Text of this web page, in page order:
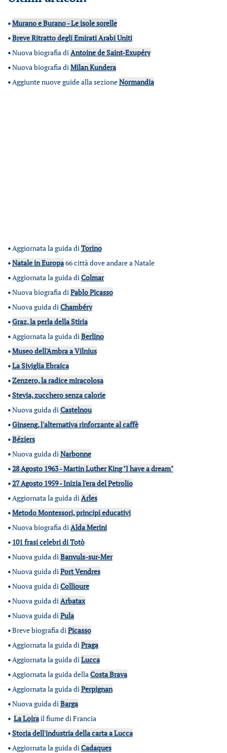
•Murano e Burano - Le isole sorelle
•Breve Ritratto degli Emirati Arabi Uniti
•Nuova biografia diAntoine de Saint-Exupéry
•Nuova biografia diMilan Kundera
•Aggiunte nuove guide alla sezioneNormandia
•Aggiornata la guida diTorino
•Natale in Europa66 città dove andare a Natale
•Aggiornata la guida diColmar
•Nuova biografia diPablo Picasso
•Nuova guida diChambéry
•Graz, la perla della Stiria
•Aggiornata la guida diBerlino
•Museo dell'Ambra a Vilnius
•La Siviglia Ebraica
•Zenzero, la radice miracolosa
•Stevia, zucchero senza calorie
•Nuova guida diCastelnou
•Ginseng, l'alternativa rinforzante al caffè
•Béziers
•Nuova guida diNarbonne
•28 Agosto 1963 - Martin Luther King "I have a dream"
•27 Agosto 1959 - Inizia l'era del Petrolio
•Aggiornata la guida diArles
•Metodo Montessori, principi educativi
•Nuova biografia diAlda Merini
• 101 frasi celebri di Totò
•Nuova guida diBanyuls-sur-Mer
•Nuova guida diPort Vendres
•Nuova guida diCollioure
•Nuova guida diArbatax
•Nuova guida diPula
•Breve biografia diPicasso
•Aggiornata la guida diPraga
•Aggiornata la guida diLucca
•Aggiornata la guida dellaCosta Brava
•Aggiornata la guida diPerpignan
•Nuova guida diBarga
• La Loirail fiume di Francia
•Storia dell'industria della carta a Lucca
•Aggiornata la guida diCadaques